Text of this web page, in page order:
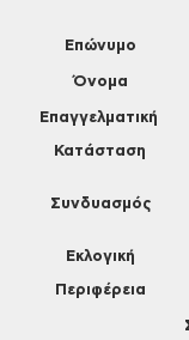
Επώνυμο
Όνομα
Επαγγελματική
Κατάσταση
Συνδυασμός
Εκλογική
Περιφέρεια